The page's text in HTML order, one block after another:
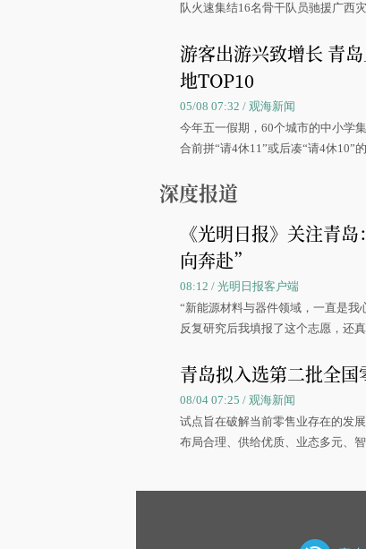
队火速集结16名骨干队员驰援广西
游客出游兴致增长 青
地TOP10
05/08 07:32 / 观海新闻
今年五一假期，60个城市的中小学
合前拼“请4休11”或后凑“请4休10”
深度报道
《光明日报》关注青
向奔赴”
08:12 / 光明日报客户端
“新能源材料与器件领域，一直是我
反复研究后我填报了这个志愿，还
青岛拟入选第二批全
08/04 07:25 / 观海新闻
试点旨在破解当前零售业存在的发
布局合理、供给优质、业态多元、